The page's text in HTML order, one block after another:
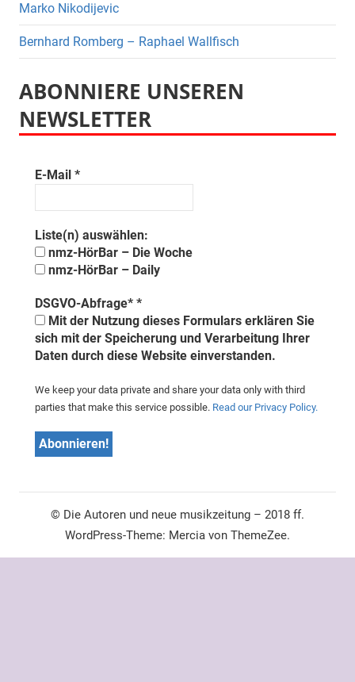
Marko Nikodijevic
Bernhard Romberg – Raphael Wallfisch
ABONNIERE UNSEREN
NEWSLETTER
E-Mail *
Liste(n) auswählen:
nmz-HörBar – Die Woche
nmz-HörBar – Daily
DSGVO-Abfrage* *
Mit der Nutzung dieses Formulars erklären Sie
sich mit der Speicherung und Verarbeitung Ihrer
Daten durch diese Website einverstanden.
We keep your data private and share your data only with third
parties that make this service possible. Read our Privacy Policy.
© Die Autoren und neue musikzeitung – 2018 ff.
WordPress-Theme: Mercia von ThemeZee.